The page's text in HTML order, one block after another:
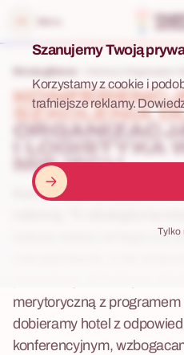
Szanujemy Twoją
Korzystamy z cookie i
trafniejsze reklamy.
Tylko
SZKOLENIA
I LOGISTYKA
MIEJSCU
Konferencja lub szkolenie
sukces zależy od tego czy
merytoryczną z
dobieramy hotel z
konferencyjnym,